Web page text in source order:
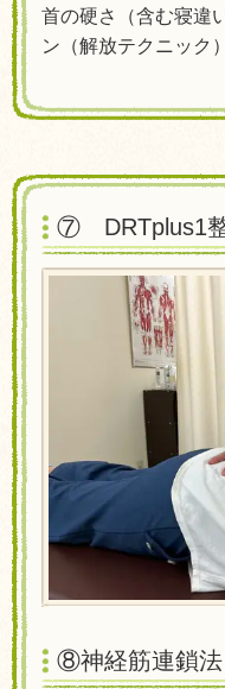
首の硬さ（含む寝違
ン（解放テクニック
⑦ DRTplus1
⑧神経筋連鎖法